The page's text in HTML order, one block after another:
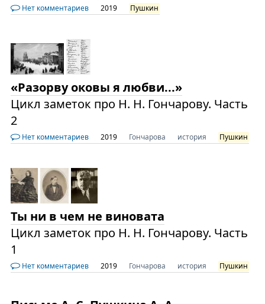
Нет комментариев 2019 Пушкин
«Разорву оковы я любви...»
Цикл заметок про Н. Н. Гончарову. Часть
2
Нет комментариев 2019 Гончарова история Пушкин
Ты ни в чем не виновата
Цикл заметок про Н. Н. Гончарову. Часть
1
Нет комментариев 2019 Гончарова история Пушкин